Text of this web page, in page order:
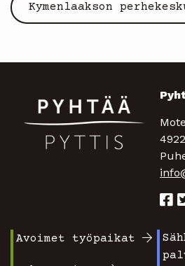
Kymenlaakson
Avoimet työpaikat